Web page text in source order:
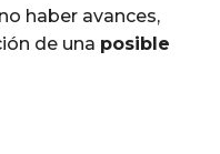
haber avances,
de una posible